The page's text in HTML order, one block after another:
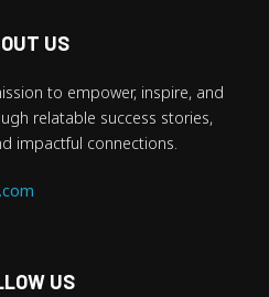
US
to empower, inspire, and
relatable success stories,
impactful connections.
US